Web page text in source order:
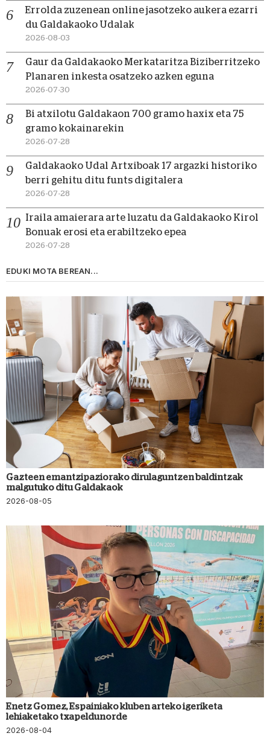
Errolda zuzenean online jasotzeko aukera ezarri
du Galdakaoko Udalak
2026-08-03
Gaur da Galdakaoko Merkataritza Biziberritzeko
Planaren inkesta osatzeko azken eguna
2026-07-30
Bi atxilotu Galdakaon 700 gramo haxix eta 75
gramo kokainarekin
2026-07-28
Galdakaoko Udal Artxiboak 17 argazki historiko
berri gehitu ditu funts digitalera
2026-07-28
Iraila amaierara arte luzatu da Galdakaoko Kirol
Bonuak erosi eta erabiltzeko epea
2026-07-28
EDUKI MOTA BEREAN...
Gazteen emantzipaziorako dirulaguntzen baldintzak
malgutuko ditu Galdakaok
2026-08-05
Enetz Gomez, Espainiako kluben arteko igeriketa
lehiaketako txapeldunorde
2026-08-04